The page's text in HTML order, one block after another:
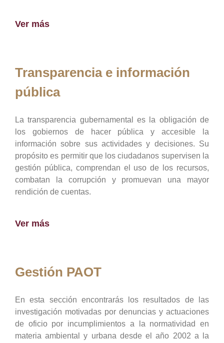
Ver más
Transparencia e información
pública
La transparencia gubernamental es la obligación de
los gobiernos de hacer pública y accesible la
información sobre sus actividades y decisiones. Su
propósito es permitir que los ciudadanos supervisen la
gestión pública, comprendan el uso de los recursos,
combatan la corrupción y promuevan una mayor
rendición de cuentas.
Ver más
Gestión PAOT
En esta sección encontrarás los resultados de las
investigación motivadas por denuncias y actuaciones
de oficio por incumplimientos a la normatividad en
materia ambiental y urbana desde el año 2002 a la